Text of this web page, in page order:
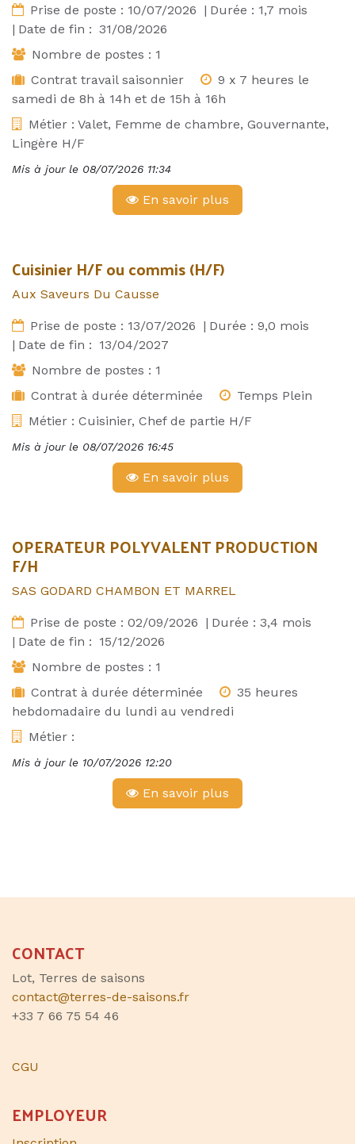
Prise de poste : 10/07/2026 | Durée : 1,7 mois
| Date de fin : 31/08/2026
Nombre de postes : 1
Contrat travail saisonnier
9 x 7 heures le
samedi de 8h à 14h et de 15h à 16h
Métier : Valet, Femme de chambre, Gouvernante,
Lingère H/F
Mis à jour le 08/07/2026 11:34
En savoir plus
Cuisinier H/F ou commis (H/F)
Aux Saveurs Du Causse
Prise de poste : 13/07/2026 | Durée : 9,0 mois
| Date de fin : 13/04/2027
Nombre de postes : 1
Contrat à durée déterminée
Temps Plein
Métier : Cuisinier, Chef de partie H/F
Mis à jour le 08/07/2026 16:45
En savoir plus
OPERATEUR POLYVALENT PRODUCTION
F/H
SAS GODARD CHAMBON ET MARREL
Prise de poste : 02/09/2026 | Durée : 3,4 mois
| Date de fin : 15/12/2026
Nombre de postes : 1
Contrat à durée déterminée
35 heures
hebdomadaire du lundi au vendredi
Métier :
Mis à jour le 10/07/2026 12:20
En savoir plus
CONTACT
Lot, Terres de saisons
contact@terres-de-saisons.fr
+33 7 66 75 54 46
CGU
EMPLOYEUR